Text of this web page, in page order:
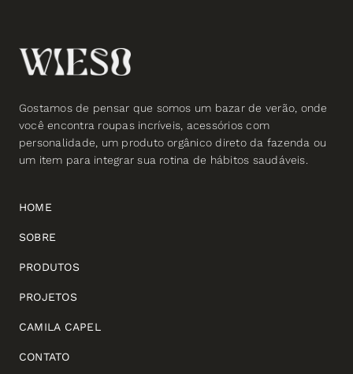
Gostamos de pensar que somos um bazar de verão, onde
você encontra roupas incríveis, acessórios com
personalidade, um produto orgânico direto da fazenda ou
um item para integrar sua rotina de hábitos saudáveis.
HOME
SOBRE
PRODUTOS
PROJETOS
CAMILA CAPEL
CONTATO